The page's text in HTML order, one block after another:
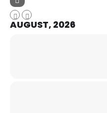
AUGUST, 2026